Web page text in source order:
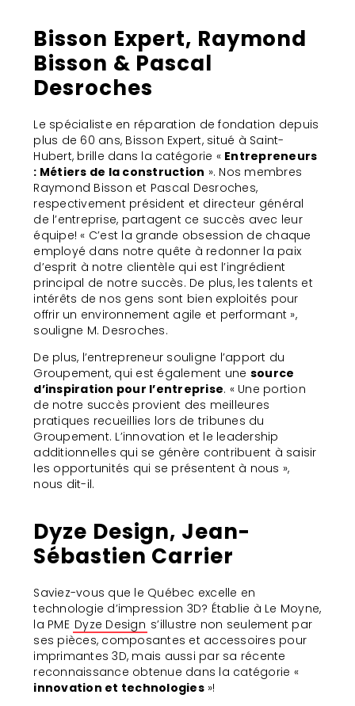
Bisson Expert, Raymond
Bisson & Pascal
Desroches
Le spécialiste en réparation de fondation depuis
plus de 60 ans, Bisson Expert, situé à Saint-
Hubert, brille dans la catégorie « Entrepreneurs
: Métiers de la construction ». Nos membres
Raymond Bisson et Pascal Desroches,
respectivement président et directeur général
de l’entreprise, partagent ce succès avec leur
équipe! « C’est la grande obsession de chaque
employé dans notre quête à redonner la paix
d’esprit à notre clientèle qui est l’ingrédient
principal de notre succès. De plus, les talents et
intérêts de nos gens sont bien exploités pour
offrir un environnement agile et performant »,
souligne M. Desroches.
De plus, l’entrepreneur souligne l’apport du
Groupement, qui est également une source
d’inspiration pour l’entreprise. « Une portion
de notre succès provient des meilleures
pratiques recueillies lors de tribunes du
Groupement. L’innovation et le leadership
additionnelles qui se génère contribuent à saisir
les opportunités qui se présentent à nous »,
nous dit-il.
Dyze Design, Jean-
Sébastien Carrier
Saviez-vous que le Québec excelle en
technologie d’impression 3D? Établie à Le Moyne,
la PME Dyze Design s’illustre non seulement par
ses pièces, composantes et accessoires pour
imprimantes 3D, mais aussi par sa récente
reconnaissance obtenue dans la catégorie «
innovation et technologies»!